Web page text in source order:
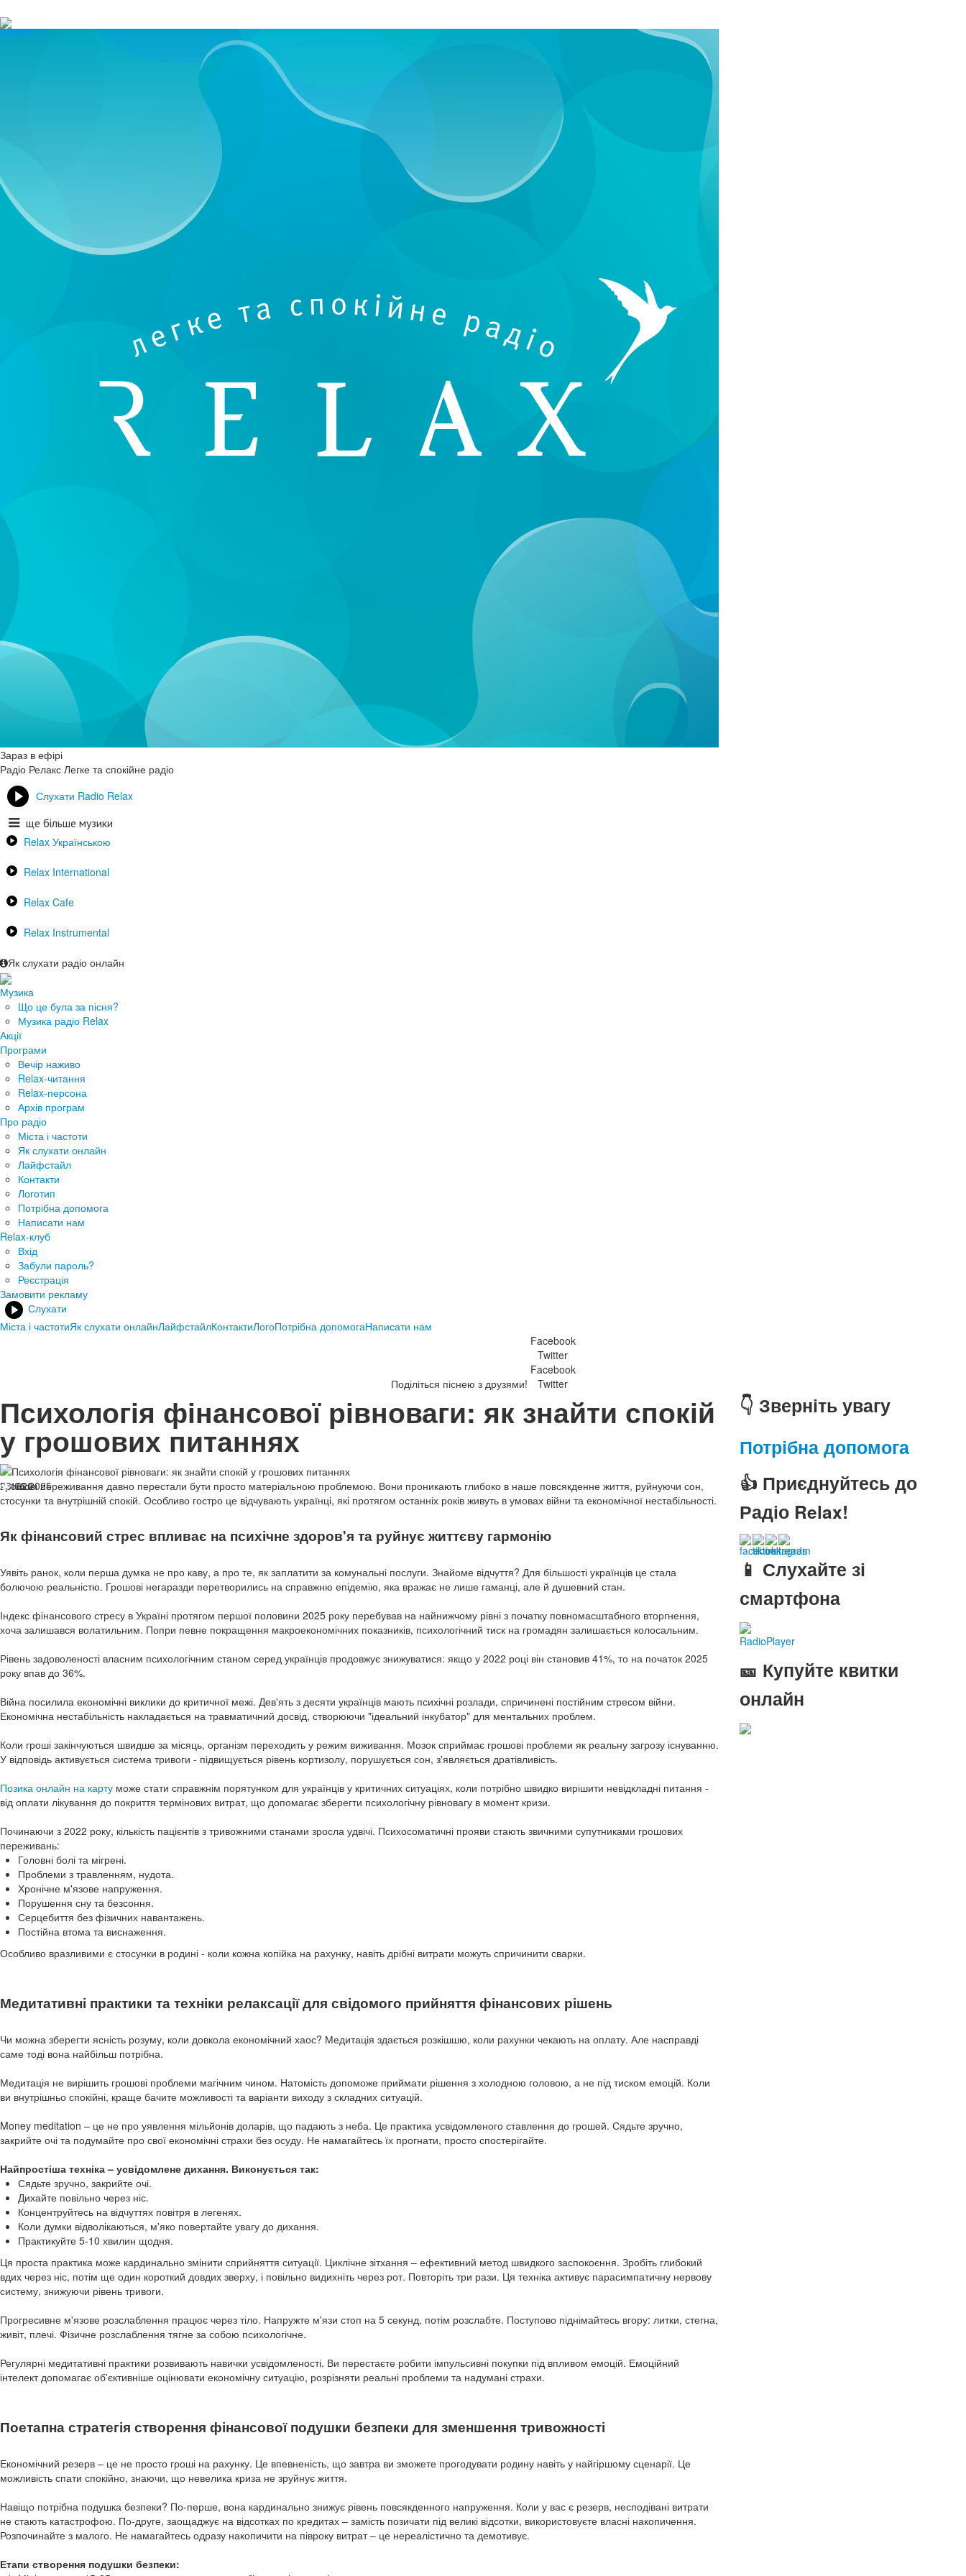
Зараз в ефірі
Радіо Релакс Легке та спокійне радіо
Слухати Radio Relax
ще більше музики
Relax Українською
Relax International
Relax Cafe
Relax Instrumental
Як слухати радіо онлайн
Музика
Що це була за пісня?
Музика радіо Relax
Акції
Програми
Вечір наживо
Relax-читання
Relax-персона
Архів програм
Про радіо
Міста і частоти
Як слухати онлайн
Лайфстайл
Контакти
Логотип
Потрібна допомога
Написати нам
Relax-клуб
Вхід
Забули пароль?
Реєстрація
Замовити рекламу
Слухати
Міста і частотиЯк слухати онлайнЛайфстайлКонтактиЛогоПотрібна допомогаНаписати нам
Поділіться піснею з друзями!
Facebook
Twitter
Facebook
Twitter
Психологія фінансової рівноваги: як знайти спокій
у грошових питаннях
23.06.2025
1626
Грошові переживання давно перестали бути просто матеріальною проблемою. Вони проникають глибоко в наше повсякденне життя, руйнуючи сон,
стосунки та внутрішній спокій. Особливо гостро це відчувають українці, які протягом останніх років живуть в умовах війни та економічної нестабільності.
Як фінансовий стрес впливає на психічне здоров'я та руйнує життєву гармонію
Уявіть ранок, коли перша думка не про каву, а про те, як заплатити за комунальні послуги. Знайоме відчуття? Для більшості українців це стала
болючою реальністю. Грошові негаразди перетворились на справжню епідемію, яка вражає не лише гаманці, але й душевний стан.
Індекс фінансового стресу в Україні протягом першої половини 2025 року перебував на найнижчому рівні з початку повномасштабного вторгнення,
хоча залишався волатильним. Попри певне покращення макроекономічних показників, психологічний тиск на громадян залишається колосальним.
Рівень задоволеності власним психологічним станом серед українців продовжує знижуватися: якщо у 2022 році він становив 41%, то на початок 2025
року впав до 36%.
Війна посилила економічні виклики до критичної межі. Дев'ять з десяти українців мають психічні розлади, спричинені постійним стресом війни.
Економічна нестабільність накладається на травматичний досвід, створюючи "ідеальний інкубатор" для ментальних проблем.
Коли гроші закінчуються швидше за місяць, організм переходить у режим виживання. Мозок сприймає грошові проблеми як реальну загрозу існуванню.
У відповідь активується система тривоги - підвищується рівень кортизолу, порушується сон, з'являється дратівливість.
Позика онлайн на карту може стати справжнім порятунком для українців у критичних ситуаціях, коли потрібно швидко вирішити невідкладні питання -
від оплати лікування до покриття термінових витрат, що допомагає зберегти психологічну рівновагу в момент кризи.
Починаючи з 2022 року, кількість пацієнтів з тривожними станами зросла удвічі. Психосоматичні прояви стають звичними супутниками грошових
переживань:
Головні болі та мігрені.
Проблеми з травленням, нудота.
Хронічне м'язове напруження.
Порушення сну та безсоння.
Серцебиття без фізичних навантажень.
Постійна втома та виснаження.
Особливо вразливими є стосунки в родині - коли кожна копійка на рахунку, навіть дрібні витрати можуть спричинити сварки.
Медитативні практики та техніки релаксації для свідомого прийняття фінансових рішень
Чи можна зберегти ясність розуму, коли довкола економічний хаос? Медитація здається розкішшю, коли рахунки чекають на оплату. Але насправді
саме тоді вона найбільш потрібна.
Медитація не вирішить грошові проблеми магічним чином. Натомість допоможе приймати рішення з холодною головою, а не під тиском емоцій. Коли
ви внутрішньо спокійні, краще бачите можливості та варіанти виходу з складних ситуацій.
Money meditation – це не про уявлення мільйонів доларів, що падають з неба. Це практика усвідомленого ставлення до грошей. Сядьте зручно,
закрийте очі та подумайте про свої економічні страхи без осуду. Не намагайтесь їх прогнати, просто спостерігайте.
Найпростіша техніка – усвідомлене дихання. Виконується так:
Сядьте зручно, закрийте очі.
Дихайте повільно через ніс.
Концентруйтесь на відчуттях повітря в легенях.
Коли думки відволікаються, м'яко повертайте увагу до дихання.
Практикуйте 5-10 хвилин щодня.
Ця проста практика може кардинально змінити сприйняття ситуації. Циклічне зітхання – ефективний метод швидкого заспокоєння. Зробіть глибокий
вдих через ніс, потім ще один короткий довдих зверху, і повільно видихніть через рот. Повторіть три рази. Ця техніка активує парасимпатичну нервову
систему, знижуючи рівень тривоги.
Прогресивне м'язове розслаблення працює через тіло. Напружте м'язи стоп на 5 секунд, потім розслабте. Поступово піднімайтесь вгору: литки, стегна,
живіт, плечі. Фізичне розслаблення тягне за собою психологічне.
Регулярні медитативні практики розвивають навички усвідомленості. Ви перестаєте робити імпульсивні покупки під впливом емоцій. Емоційний
інтелект допомагає об'єктивніше оцінювати економічну ситуацію, розрізняти реальні проблеми та надумані страхи.
Поетапна стратегія створення фінансової подушки безпеки для зменшення тривожності
Економічний резерв – це не просто гроші на рахунку. Це впевненість, що завтра ви зможете прогодувати родину навіть у найгіршому сценарії. Це
можливість спати спокійно, знаючи, що невелика криза не зруйнує життя.
Навіщо потрібна подушка безпеки? По-перше, вона кардинально знижує рівень повсякденного напруження. Коли у вас є резерв, несподівані витрати
не стають катастрофою. По-друге, заощаджує на відсотках по кредитах – замість позичати під великі відсотки, використовуєте власні накопичення.
Розпочинайте з малого. Не намагайтесь одразу накопичити на півроку витрат – це нереалістично та демотивує.
Етапи створення подушки безпеки:
👇 Зверніть увагу
Потрібна допомога
👍 Приєднуйтесь до
Радіо Relax!
📱 Слухайте зі
смартфона
RadioPlayer
🎫 Купуйте квитки
онлайн